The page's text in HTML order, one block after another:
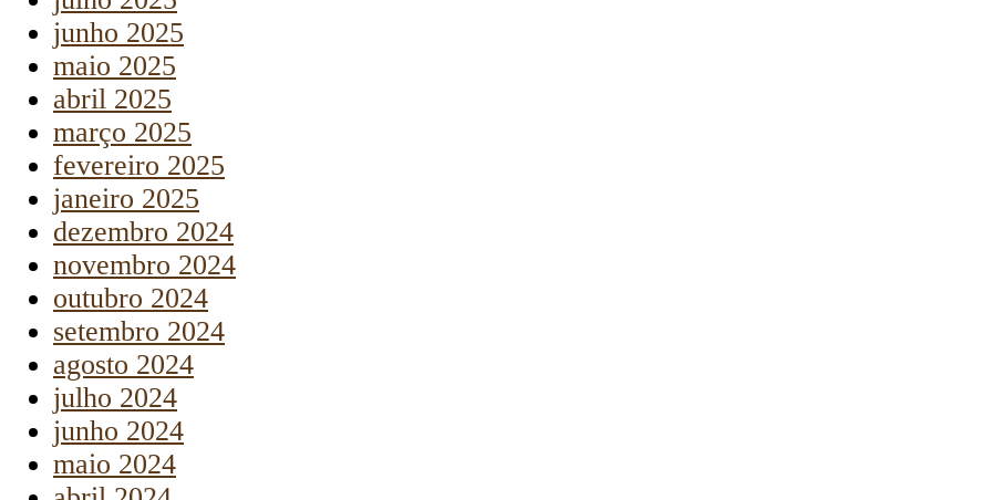
junho 2025
maio 2025
abril 2025
março 2025
fevereiro 2025
janeiro 2025
dezembro 2024
novembro 2024
outubro 2024
setembro 2024
agosto 2024
julho 2024
junho 2024
maio 2024